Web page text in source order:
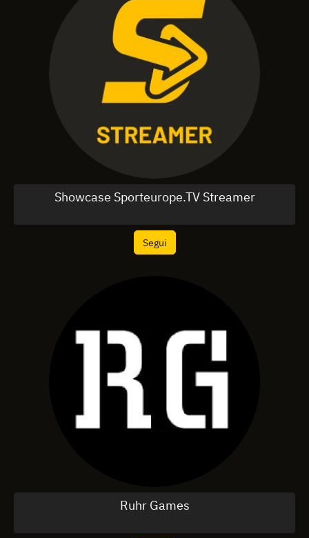
Showcase Sporteurope.TV Streamer
Segui
Ruhr Games